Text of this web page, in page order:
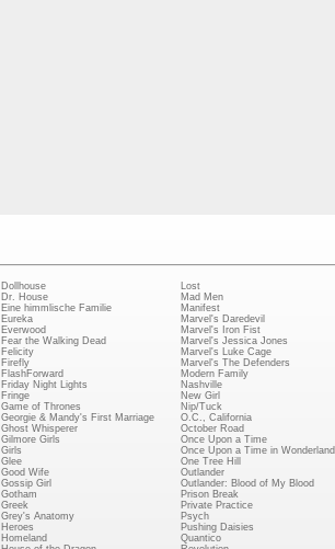
Dollhouse
Dr. House
Eine himmlische Familie
Eureka
Everwood
Fear the Walking Dead
Felicity
Firefly
FlashForward
Friday Night Lights
Fringe
Game of Thrones
Georgie & Mandy's First Marriage
Ghost Whisperer
Gilmore Girls
Girls
Glee
Good Wife
Gossip Girl
Gotham
Greek
Grey's Anatomy
Heroes
Homeland
Lost
Mad Men
Manifest
Marvel's Daredevil
Marvel's Iron Fist
Marvel's Jessica Jones
Marvel's Luke Cage
Marvel's The Defenders
Modern Family
Nashville
New Girl
Nip/Tuck
O.C., California
October Road
Once Upon a Time
Once Upon a Time in Wonderland
One Tree Hill
Outlander
Outlander: Blood of My Blood
Prison Break
Private Practice
Psych
Pushing Daisies
Quantico